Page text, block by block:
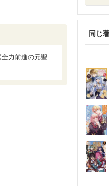
力前進の元聖
同じ